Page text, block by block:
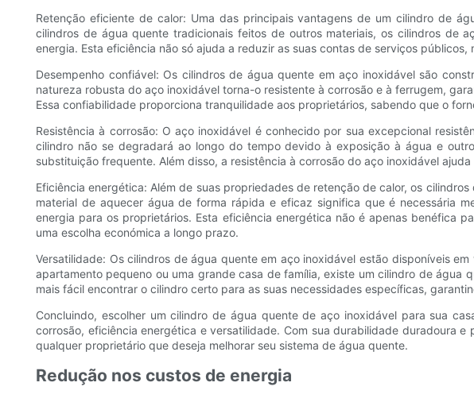
Retenção eficiente de calor: Uma das principais vantagens de um cilindro de
cilindros de água quente tradicionais feitos de outros materiais, os cilindros de
energia. Esta eficiência não só ajuda a reduzir as suas contas de serviços
Desempenho confiável: Os cilindros de água quente em aço inoxidável são
natureza robusta do aço inoxidável torna-o resistente à corrosão e à ferrugem,
Essa confiabilidade proporciona tranquilidade aos proprietários, sabendo que o
Resistência à corrosão: O aço inoxidável é conhecido por sua excepcional
cilindro não se degradará ao longo do tempo devido à exposição à água e
substituição frequente. Além disso, a resistência à corrosão do aço inoxidável
Eficiência energética: Além de suas propriedades de retenção de calor, os
material de aquecer água de forma rápida e eficaz significa que é necessária
energia para os proprietários. Esta eficiência energética não é apenas benéfica
uma escolha económica a longo prazo.
Versatilidade: Os cilindros de água quente em aço inoxidável estão disponíveis
apartamento pequeno ou uma grande casa de família, existe um cilindro de
mais fácil encontrar o cilindro certo para as suas necessidades específicas,
Concluindo, escolher um cilindro de água quente de aço inoxidável para sua
corrosão, eficiência energética e versatilidade. Com sua durabilidade duradoura
qualquer proprietário que deseja melhorar seu sistema de água quente.
Redução nos custos de energia